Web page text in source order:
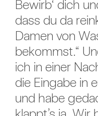
Bewirb‘ dich
dass du da
Damen von
bekommst.“
ich in einer
die Eingabe in
und habe